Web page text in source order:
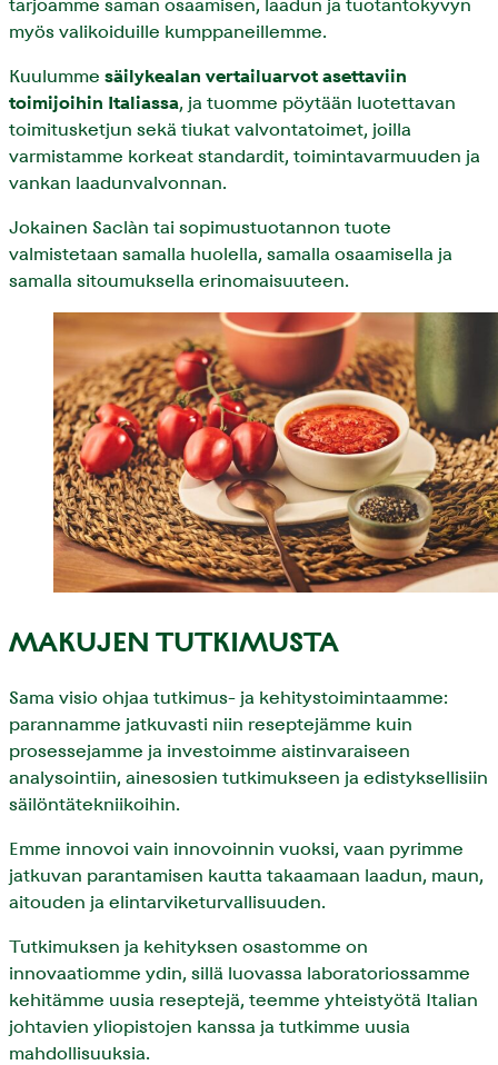
tarjoamme saman osaamisen, laadun ja tuotantokyvyn
myös valikoiduille kumppaneillemme.
Kuulumme säilykealan vertailuarvot asettaviin
toimijoihin Italiassa, ja tuomme pöytään luotettavan
toimitusketjun sekä tiukat valvontatoimet, joilla
varmistamme korkeat standardit, toimintavarmuuden ja
vankan laadunvalvonnan.
Jokainen Saclàn tai sopimustuotannon tuote
valmistetaan samalla huolella, samalla osaamisella ja
samalla sitoumuksella erinomaisuuteen.
MAKUJEN TUTKIMUSTA
Sama visio ohjaa tutkimus- ja kehitystoimintaamme:
parannamme jatkuvasti niin reseptejämme kuin
prosessejamme ja investoimme aistinvaraiseen
analysointiin, ainesosien tutkimukseen ja edistyksellisiin
säilöntätekniikoihin.
Emme innovoi vain innovoinnin vuoksi, vaan pyrimme
jatkuvan parantamisen kautta takaamaan laadun, maun,
aitouden ja elintarviketurvallisuuden.
Tutkimuksen ja kehityksen osastomme on
innovaatiomme ydin, sillä luovassa laboratoriossamme
kehitämme uusia reseptejä, teemme yhteistyötä Italian
johtavien yliopistojen kanssa ja tutkimme uusia
mahdollisuuksia.